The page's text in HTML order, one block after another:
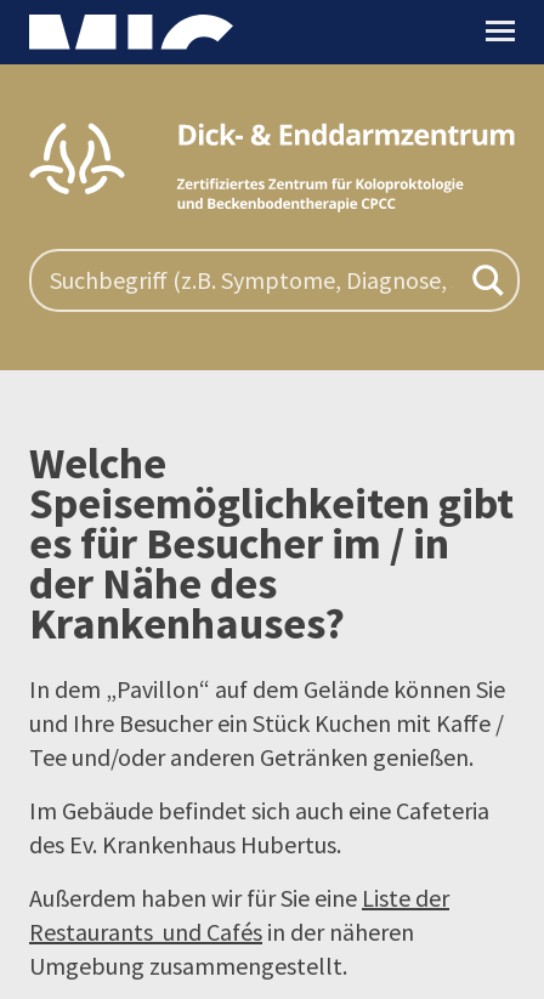
Welche
Speisemöglichkeiten gibt
es für Besucher im / in
der Nähe des
Krankenhauses?
In dem „Pavillon“ auf dem Gelände können Sie
und Ihre Besucher ein Stück Kuchen mit Kaffe /
Tee und/oder anderen Getränken genießen.
Im Gebäude befindet sich auch eine Cafeteria
des Ev. Krankenhaus Hubertus.
Außerdem haben wir für Sie eine Liste der
Restaurants und Cafés in der näheren
Umgebung zusammengestellt.